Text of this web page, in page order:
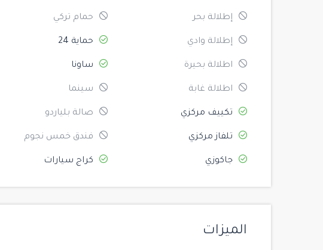
إطلالة بحر
إطلالة وادي
اطلالة بحيرة
اطلالة غابة
تكييف مركزي
تلفاز مركزي
جاكوزي
حمام تركي
حماية 24
ساونا
سينما
صالة بلياردو
فندق خمس نجوم
كراج سيارات
الميزات